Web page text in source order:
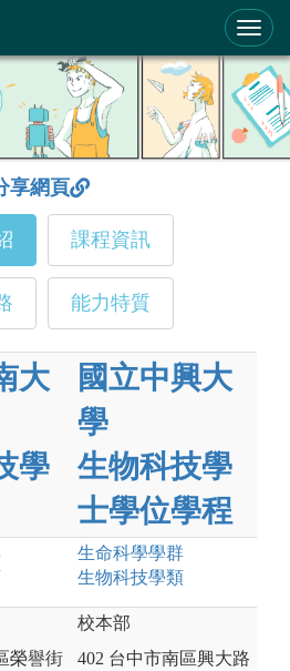
輔助系統
享網頁
課程資訊
能力特質
大
學
國立中興大
學
生物科技學
士學位學程
生命科學學群
生物科技學類
榮譽街
校本部
402 台中市南區興大路